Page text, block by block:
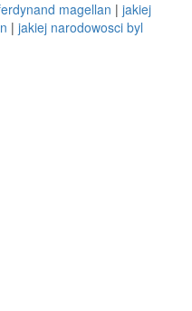
magellan | jakiej
| jakiej narodowosci byl